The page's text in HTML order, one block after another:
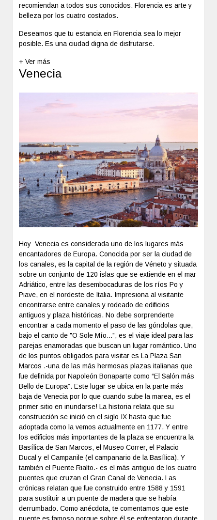
recomiendan a todos sus conocidos. Florencia es arte y
belleza por los cuatro costados.
Deseamos que tu estancia en Florencia sea lo mejor
posible. Es una ciudad digna de disfrutarse.
+ Ver más
Venecia
Previous Next
Hoy Venecia es considerada uno de los lugares más
encantadores de Europa. Conocida por ser la ciudad de
los canales, es la capital de la región de Véneto y situada
sobre un conjunto de 120 islas que se extiende en el mar
Adriático, entre las desembocaduras de los ríos Po y
Piave, en el nordeste de Italia. Impresiona al visitante
encontrarse entre canales y rodeado de edificios
antiguos y plaza históricas. No debe sorprenderte
encontrar a cada momento el paso de las góndolas que,
bajo el canto de "O Sole Mío...", es el viaje ideal para las
parejas enamoradas que buscan un lugar romántico. Uno
de los puntos obligados para visitar es La Plaza San
Marcos .-una de las más hermosas plazas italianas que
fue definida por Napoleón Bonaparte como “El Salón más
Bello de Europa”. Este lugar se ubica en la parte más
baja de Venecia por lo que cuando sube la marea, es el
primer sitio en inundarse! La historia relata que su
construcción se inició en el siglo IX hasta que fue
adoptada como la vemos actualmente en 1177. Y entre
los edificios más importantes de la plaza se encuentra la
Basílica de San Marcos, el Museo Correr, el Palacio
Ducal y el Campanile (el campanario de la Basílica). Y
también el Puente Rialto.- es el más antiguo de los cuatro
puentes que cruzan el Gran Canal de Venecia. Las
crónicas relatan que fue construido entre 1588 y 1591
para sustituir a un puente de madera que se había
derrumbado. Como anécdota, te comentamos que este
puente es famoso porque sobre él se enfrentaron durante